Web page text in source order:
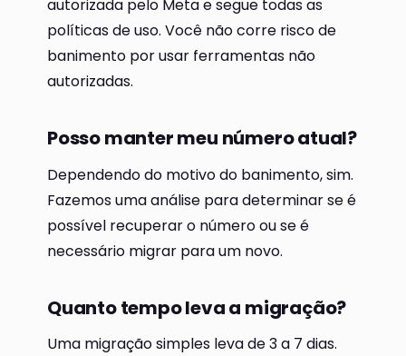
autorizada pelo Meta e segue todas as
políticas de uso. Você não corre risco de
banimento por usar ferramentas não
autorizadas.
Posso manter meu número atual?
Dependendo do motivo do banimento, sim.
Fazemos uma análise para determinar se é
possível recuperar o número ou se é
necessário migrar para um novo.
Quanto tempo leva a migração?
Uma migração simples leva de 3 a 7 dias.